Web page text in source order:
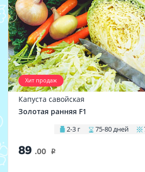
Хит продаж
Капуста савойская
Золотая ранняя F1
2-3 г 75-80 дней
89 .00 i